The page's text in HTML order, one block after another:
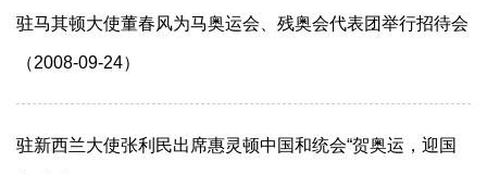
驻马其顿大使董春风为马奥运会、残奥会代表团举行招待会
（2008-09-24）
驻新西兰大使张利民出席惠灵顿中国和统会“贺奥运，迎国